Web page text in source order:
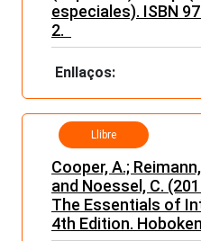
especiales). ISBN
2.
Enllaços:
Llibre
Cooper, A.;
and Noessel, C.
The Essentials of
4th Edition.